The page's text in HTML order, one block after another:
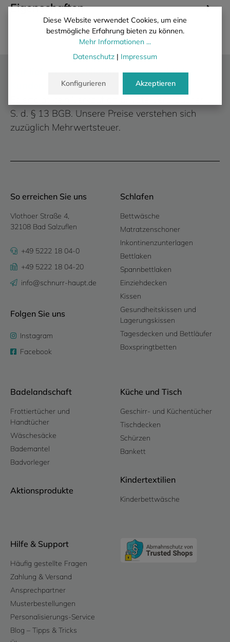
Eigenschaften
Wir liefern ausschließlich an gewerbliche
S. d. § 13 BGB. Unsere Preise verstehen sich
zuzüglich Mehrwertsteuer.
So erreichen Sie uns
Vlothoer Straße 4,
32108 Bad Salzuflen
+49 5222 18 04-0
+49 5222 18 04-20
info@schnurr-haupt.de
Folgen Sie uns
Instagram
Facebook
Schlafen
Bettwäsche
Matratzenschoner
Inkontinenzunterlagen
Bettlaken
Spannbettlaken
Einziehdecken
Kissen
Gesundheitskissen und
Lagerungskissen
Tagesdecken und Bettläufer
Boxspringtbetten
Badelandschaft
Frottiertücher und
Handtücher
Wäschesäcke
Bademantel
Badvorleger
Aktionsprodukte
Küche und Tisch
Geschirr- und Küchentücher
Tischdecken
Schürzen
Bankett
Kindertextilien
Kinderbettwäsche
Hilfe & Support
Häufig gestellte Fragen
Zahlung & Versand
Ansprechpartner
Musterbestellungen
Personalisierungs-Service
Blog – Tipps & Tricks
Diese Website verwendet Cookies, um eine
bestmögliche Erfahrung bieten zu können.
Mehr Informationen ...
Datenschutz | Impressum
Konfigurieren Akzeptieren